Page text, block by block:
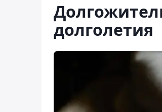
долголетия